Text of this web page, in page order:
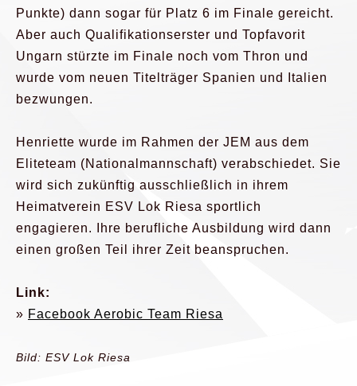
Punkte) dann sogar für Platz 6 im Finale gereicht.
Aber auch Qualifikationserster und Topfavorit
Ungarn stürzte im Finale noch vom Thron und
wurde vom neuen Titelträger Spanien und Italien
bezwungen.
Henriette wurde im Rahmen der JEM aus dem
Eliteteam (Nationalmannschaft) verabschiedet. Sie
wird sich zukünftig ausschließlich in ihrem
Heimatverein ESV Lok Riesa sportlich
engagieren. Ihre berufliche Ausbildung wird dann
einen großen Teil ihrer Zeit beanspruchen.
Link:
» Facebook Aerobic Team Riesa
Bild: ESV Lok Riesa